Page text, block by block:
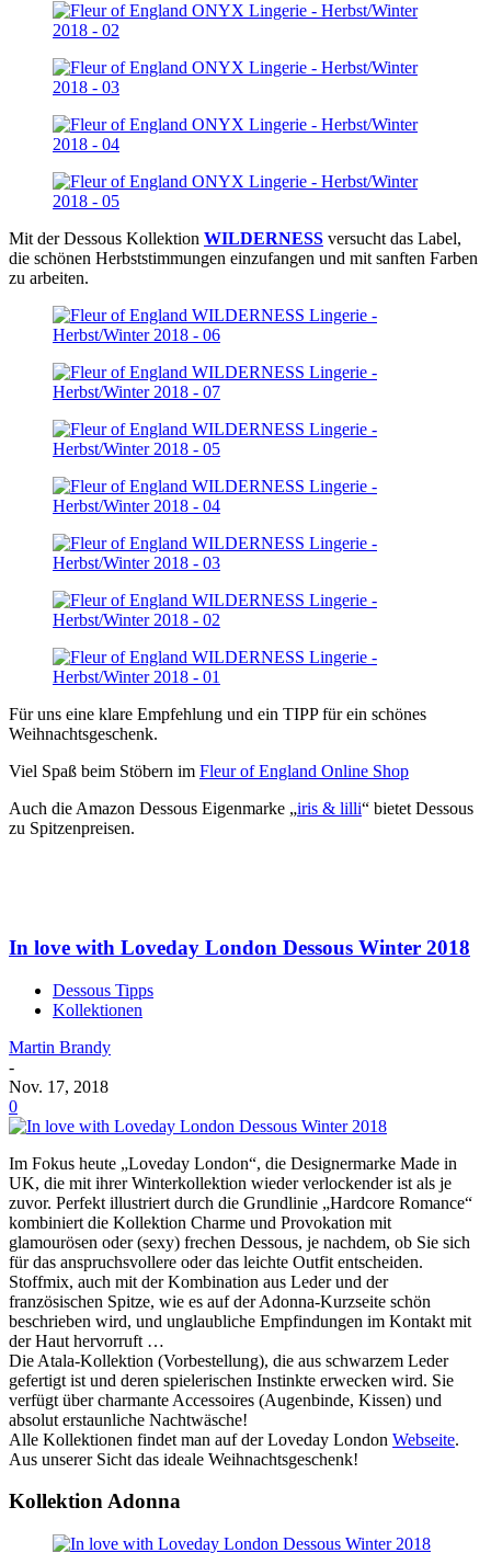
Mit der Dessous Kollektion WILDERNESS versucht das Label,
die schönen Herbststimmungen einzufangen und mit sanften Farben
zu arbeiten.
Für uns eine klare Empfehlung und ein TIPP für ein schönes
Weihnachtsgeschenk.
Viel Spaß beim Stöbern im Fleur of England Online Shop
Auch die Amazon Dessous Eigenmarke „iris & lilli“ bietet Dessous
zu Spitzenpreisen.
In love with Loveday London Dessous Winter 2018
Dessous Tipps
Kollektionen
Martin Brandy
-
Nov. 17, 2018
0
Im Fokus heute „Loveday London“, die Designermarke Made in
UK, die mit ihrer Winterkollektion wieder verlockender ist als je
zuvor. Perfekt illustriert durch die Grundlinie „Hardcore Romance“
kombiniert die Kollektion Charme und Provokation mit
glamourösen oder (sexy) frechen Dessous, je nachdem, ob Sie sich
für das anspruchsvollere oder das leichte Outfit entscheiden.
Stoffmix, auch mit der Kombination aus Leder und der
französischen Spitze, wie es auf der Adonna-Kurzseite schön
beschrieben wird, und unglaubliche Empfindungen im Kontakt mit
der Haut hervorruft …
Die Atala-Kollektion (Vorbestellung), die aus schwarzem Leder
gefertigt ist und deren spielerischen Instinkte erwecken wird. Sie
verfügt über charmante Accessoires (Augenbinde, Kissen) und
absolut erstaunliche Nachtwäsche!
Alle Kollektionen findet man auf der Loveday London Webseite.
Aus unserer Sicht das ideale Weihnachtsgeschenk!
Kollektion Adonna